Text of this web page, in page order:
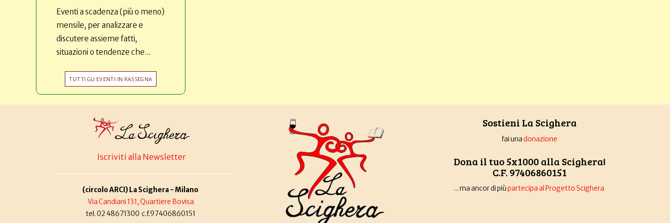
Eventi a scadenza (più o meno)
mensile, per analizzare e
discutere assieme fatti,
situazioni o tendenze che...
TUTTI GLI EVENTI IN RASSEGNA
Iscriviti alla Newsletter
(circolo ARCI) La Scighera - Milano
Via Candiani 131, Quartiere Bovisa
tel. 02 48671300 c.f.97406860151
Sostieni La Scighera
fai unadonazione
Dona il tuo 5x1000 alla Scighera!
C.F. 97406860151
... ma ancor di piùpartecipa al Progetto Scighera